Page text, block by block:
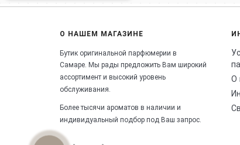
О НАШЕМ МАГАЗИНЕ
Бутик оригинальной парфюмерии в
Самаре. Мы рады предложить Вам широкий
ассортимент и высокий уровень
обслуживания.
Более тысячи ароматов в наличии и
индивидуальный подбор под Ваш запрос.
О